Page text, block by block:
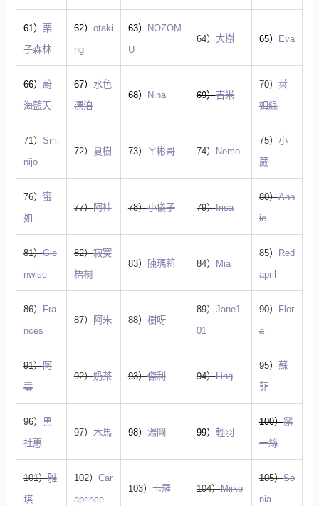
61） 栗
子森林
62） otaki
ng
63）
NOZOM
U
64） 大樹 65） Eva
66） 蔚
海藍天
67）水色
漂泊
68） Nina 69）吉米
70）萊
姆綠
71） Smi
nijo
72）夏樹 73） ㄚ彬哥 74） Nemo
75） 小
葳
76） 蜜
如
77）阿桂 78）小儀子 79）Irisa
80）Ann
ie
81）Gle
nwise
82）寂寞
梧桐
83） 陳瑪莉 84） Mia
85）
Red
april
86）
Fra
nces
87） 阿朱 88） 樹呀
89） Jane1
01
90）Flor
a
91）阿
毒
92）奶茶 93）傑利 94）Ling
95） 蘇
菲
96） 黑
社惠
97） 木馬 98） 湯圓 99）輕羽
100）露
一絲
101）雅
琪
102） Car
aprince
103） 卡羅 104）Miiko
105）So
nia